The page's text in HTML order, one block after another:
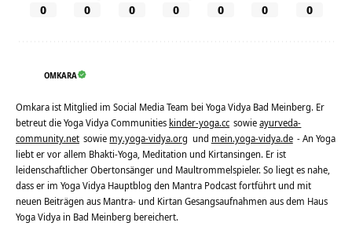
0 0 0 0 0 0 0
OMKARA
Omkara ist Mitglied im Social Media Team bei Yoga Vidya Bad Meinberg. Er
betreut die Yoga Vidya Communities kinder-yoga.cc sowieayurveda-
community.net sowie my.yoga-vidya.org und mein.yoga-vidya.de - An Yoga
liebt er vor allem Bhakti-Yoga, Meditation und Kirtansingen. Er ist
leidenschaftlicher Obertonsänger und Maultrommelspieler. So liegt es nahe,
dass er im Yoga Vidya Hauptblog den Mantra Podcast fortführt und mit
neuen Beiträgen aus Mantra- und Kirtan Gesangsaufnahmen aus dem Haus
Yoga Vidya in Bad Meinberg bereichert.